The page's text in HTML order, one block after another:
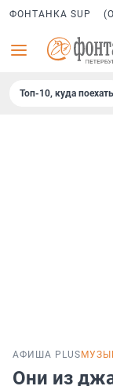
ФОНТАНКА SUP
Топ-10, куда поехать
АФИША PLUS
Они из